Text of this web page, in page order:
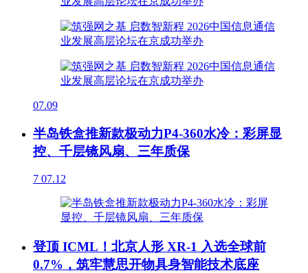
07.09
半岛铁盒推新款极动力P4-360水冷：彩屏显
控、千层镜风扇、三年质保
7 07.12
登顶 ICML！北京人形 XR-1 入选全球前
0.7%，筑牢慧思开物具身智能技术底座